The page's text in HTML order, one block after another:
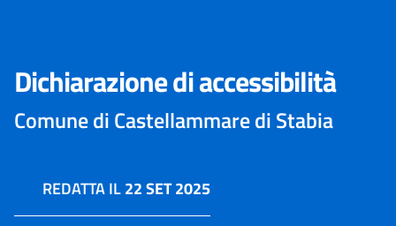
Dichiarazione di accessibilità
Comune di Castellammare di Stabia
REDATTA IL22 SET 2025